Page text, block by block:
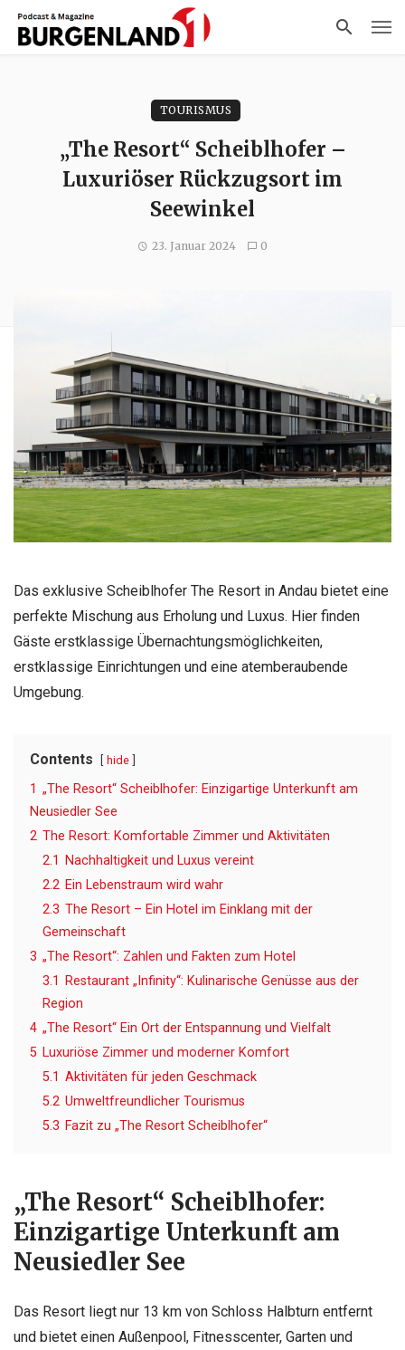
TOURISMUS
„The Resort“ Scheiblhofer –
Luxuriöser Rückzugsort im
Seewinkel
23. Januar 2024 0
Das exklusive Scheiblhofer The Resort in Andau bietet eine
perfekte Mischung aus Erholung und Luxus. Hier finden
Gäste erstklassige Übernachtungsmöglichkeiten,
erstklassige Einrichtungen und eine atemberaubende
Umgebung.
Contents hide
1 „The Resort“ Scheiblhofer: Einzigartige Unterkunft am
Neusiedler See
2 The Resort: Komfortable Zimmer und Aktivitäten
2.1
Nachhaltigkeit und Luxus vereint
2.2 Ein Lebenstraum wird wahr
2.3 The Resort – Ein Hotel im Einklang mit der
Gemeinschaft
3 „The Resort“: Zahlen und Fakten zum Hotel
3.1
Restaurant „Infinity“: Kulinarische Genüsse aus der
Region
4 „The Resort“ Ein Ort der Entspannung und Vielfalt
5 Luxuriöse Zimmer und moderner Komfort
5.1 Aktivitäten für jeden Geschmack
5.2 Umweltfreundlicher Tourismus
5.3 Fazit zu „The Resort Scheiblhofer“
„The Resort“ Scheiblhofer:
Einzigartige Unterkunft am
Neusiedler See
Das Resort liegt nur 13 km von Schloss Halbturn entfernt
und bietet einen Außenpool, Fitnesscenter, Garten und